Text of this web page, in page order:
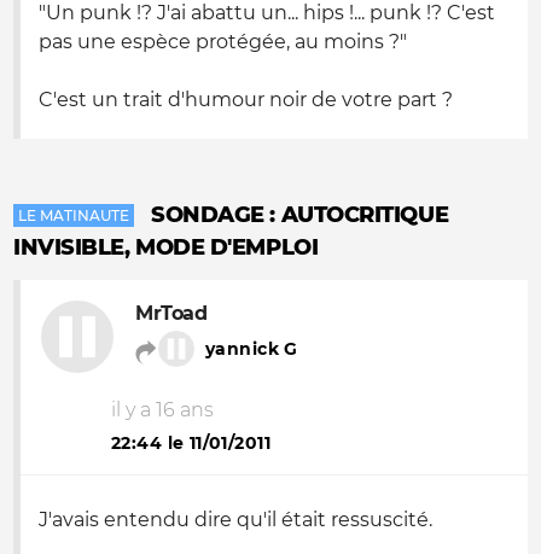
"Un punk !? J'ai abattu un... hips !... punk !? C'est
pas une espèce protégée, au moins ?"
C'est un trait d'humour noir de votre part ?
LE MATINAUTE
SONDAGE : AUTOCRITIQUE
INVISIBLE, MODE D'EMPLOI
MrToad
yannick G
il y a 16 ans
22:44 le 11/01/2011
J'avais entendu dire qu'il était ressuscité.